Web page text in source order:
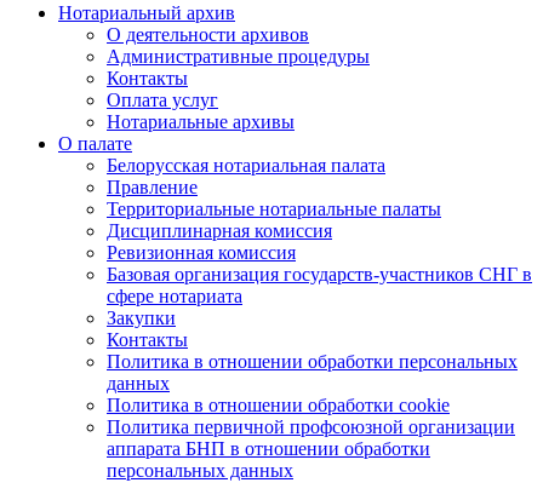
Нотариальный архив
О деятельности архивов
Административные процедуры
Контакты
Оплата услуг
Нотариальные архивы
О палате
Белорусская нотариальная палата
Правление
Территориальные нотариальные палаты
Дисциплинарная комиссия
Ревизионная комиссия
Базовая организация государств-участников СНГ в
сфере нотариата
Закупки
Контакты
Политика в отношении обработки персональных
данных
Политика в отношении обработки cookie
Политика первичной профсоюзной организации
аппарата БНП в отношении обработки
персональных данных